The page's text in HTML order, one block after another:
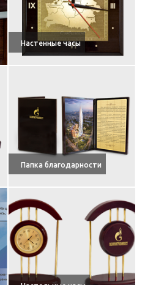
Настенные часы
Папка благодарности